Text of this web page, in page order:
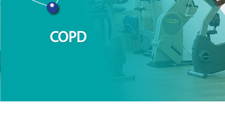
COPD